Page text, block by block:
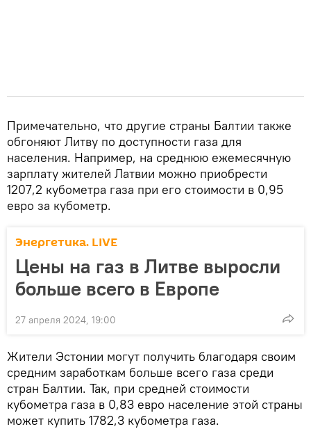
Примечательно, что другие страны Балтии также
обгоняют Литву по доступности газа для
населения. Например, на среднюю ежемесячную
зарплату жителей Латвии можно приобрести
1207,2 кубометра газа при его стоимости в 0,95
евро за кубометр.
Энергетика. LIVE
Цены на газ в Литве выросли
больше всего в Европе
27 апреля 2024, 19:00
Жители Эстонии могут получить благодаря своим
средним заработкам больше всего газа среди
стран Балтии. Так, при средней стоимости
кубометра газа в 0,83 евро население этой страны
может купить 1782,3 кубометра газа.